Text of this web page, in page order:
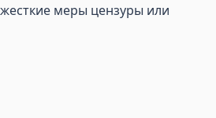
меры цензуры или